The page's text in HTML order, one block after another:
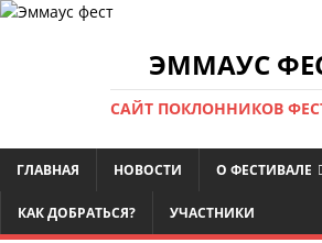
ЭММАУС
САЙТ ПОКЛОННИКОВ
ГЛАВНАЯ НОВОСТИ О ФЕСТИВАЛЕ
КАК ДОБРАТЬСЯ? УЧАСТНИКИ